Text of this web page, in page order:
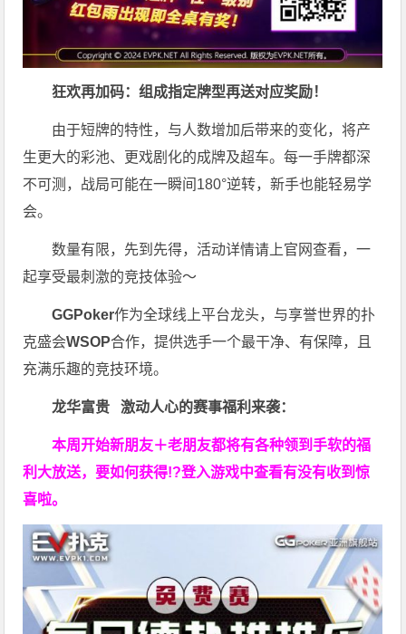
狂欢再加码：组成指定牌型再送对应奖励！
由于短牌的特性，与人数增加后带来的变化，将产
生更大的彩池、更戏剧化的成牌及超车。每一手牌都深
不可测，战局可能在一瞬间180°逆转，新手也能轻易学
会。
数量有限，先到先得，活动详情请上官网查看，一
起享受最刺激的竞技体验～
GGPoker作为全球线上平台龙头，与享誉世界的扑
克盛会WSOP合作，提供选手一个最干净、有保障，且
充满乐趣的竞技环境。
龙华富贵 激动人心的赛事福利来袭：
本周开始新朋友＋老朋友都将有各种领到手软的福
利大放送，要如何获得!?登入游戏中查看有没有收到惊
喜啦。